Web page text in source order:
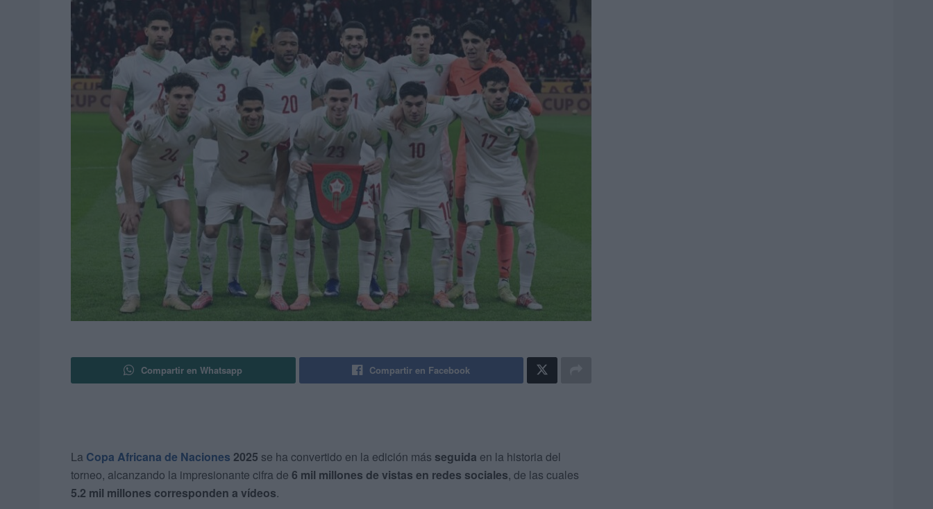
Compartir en Whatsapp Compartir en Facebook
La Copa Africana de Naciones 2025 se ha convertido en la edición más seguida en la historia del
torneo, alcanzando la impresionante cifra de 6 mil millones de vistas en redes sociales, de las cuales
5.2 mil millones corresponden a vídeos.